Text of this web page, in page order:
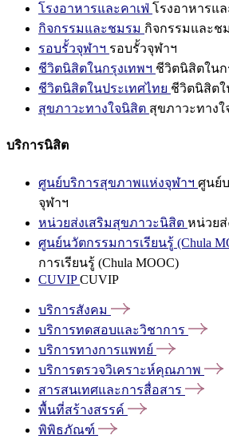
โรงอาหารและคาเฟ่ โรงอาหารแล
กิจกรรมและชมรม กิจกรรมและช
รอบรั้วจุฬาฯ รอบรั้วจุฬาฯ
ชีวิตนิสิตในกรุงเทพฯ ชีวิตนิสิตในก
ชีวิตนิสิตในประเทศไทย ชีวิตนิสิตใ
สุขภาวะทางใจนิสิต สุขภาวะทาง
บริการนิสิต
ศูนย์บริการสุขภาพแห่งจุฬาฯ ศูนย์
จุฬาฯ
หน่วยส่งเสริมสุขภาวะนิสิต หน่วยส่
ศูนย์นวัตกรรมการเรียนรู้ (Chula
การเรียนรู้ (Chula MOOC)
CUVIPCUVIP
บริการสังคม
บริการทดสอบและวิชาการ
บริการทางการแพทย์
บริการตรวจวิเคราะห์คุณภาพ
สารสนเทศและการสื่อสาร
พื้นที่สร้างสรรค์
พิพิธภัณฑ์